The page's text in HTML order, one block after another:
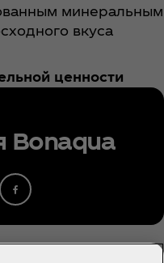
минеральным
вкуса
ценности
Bonaqua